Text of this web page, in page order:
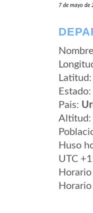
7 de mayo de
Estado:
Pais:
Altitud:
Huso
UTC